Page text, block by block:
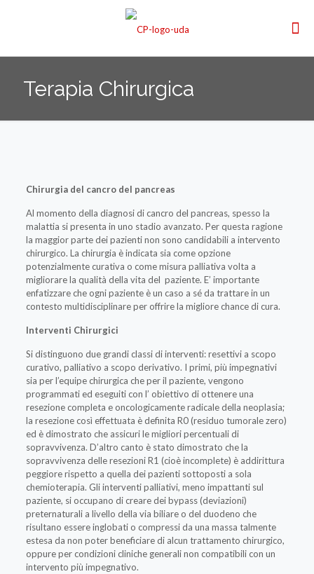
Terapia Chirurgica
Chirurgia del cancro del pancreas
Al momento della diagnosi di cancro del pancreas, spesso la
malattia si presenta in uno stadio avanzato. Per questa ragione
la maggior parte dei pazienti non sono candidabili a intervento
chirurgico. La chirurgia è indicata sia come opzione
potenzialmente curativa o come misura palliativa volta a
migliorare la qualità della vita del paziente. E’ importante
enfatizzare che ogni paziente è un caso a sé da trattare in un
contesto multidisciplinare per offrire la migliore chance di cura.
Interventi Chirurgici
Si distinguono due grandi classi di interventi: resettivi a scopo
curativo, palliativo a scopo derivativo. I primi, più impegnativi
sia per l’equipe chirurgica che per il paziente, vengono
programmati ed eseguiti con l’ obiettivo di ottenere una
resezione completa e oncologicamente radicale della neoplasia;
la resezione così effettuata è definita R0 (residuo tumorale zero)
ed è dimostrato che assicuri le migliori percentuali di
sopravvivenza. D’altro canto è stato dimostrato che la
sopravvivenza delle resezioni R1 (cioè incomplete) è addirittura
peggiore rispetto a quella dei pazienti sottoposti a sola
chemioterapia. Gli interventi palliativi, meno impattanti sul
paziente, si occupano di creare dei bypass (deviazioni)
preternaturali a livello della via biliare o del duodeno che
risultano essere inglobati o compressi da una massa talmente
estesa da non poter beneficiare di alcun trattamento chirurgico,
oppure per condizioni cliniche generali non compatibili con un
intervento più impegnativo.